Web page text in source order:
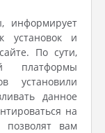
информирует
установок и
По сути,
платформы
установили
данное
на
вам